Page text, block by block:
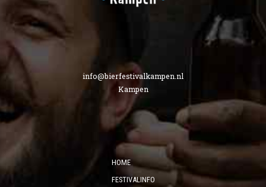
info@bierfestivalkampen.nl
Kampen
HOME
FESTIVALINFO